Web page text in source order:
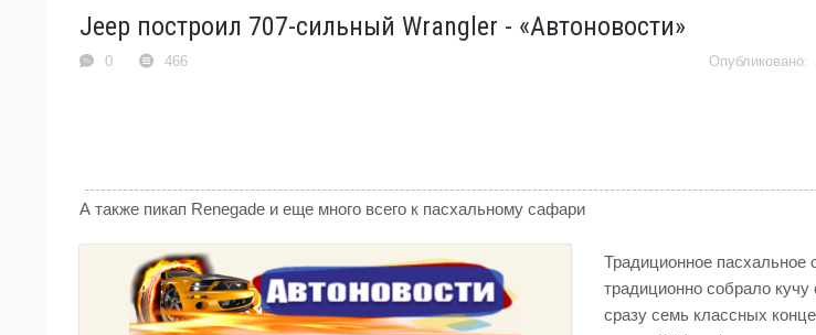
Jeep построил 707-сильный Wrangler - «Автоновости»
0 466
А также пикап Renegade и еще много всего к пасхальному сафари
Традиционное
традиционно собрало
сразу семь классных